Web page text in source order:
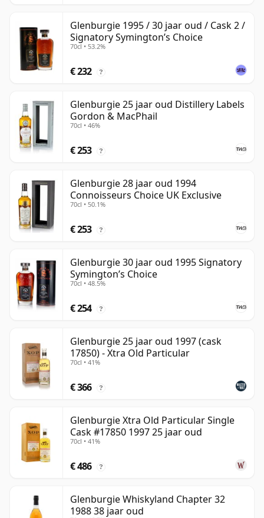
Glenburgie 1995 / 30 jaar oud / Cask 2 /
Signatory Symington’s Choice
70cl • 53.2%
€ 232 ?
Glenburgie 25 jaar oud Distillery Labels
Gordon & MacPhail
70cl • 46%
€ 253 ?
Glenburgie 28 jaar oud 1994
Connoisseurs Choice UK Exclusive
70cl • 50.1%
€ 253 ?
Glenburgie 30 jaar oud 1995 Signatory
Symington’s Choice
70cl • 48.5%
€ 254 ?
Glenburgie 25 jaar oud 1997 (cask
17850) - Xtra Old Particular
70cl • 41%
€ 366 ?
Glenburgie Xtra Old Particular Single
Cask #17850 1997 25 jaar oud
70cl • 41%
€ 486 ?
Glenburgie Whiskyland Chapter 32
1988 38 jaar oud